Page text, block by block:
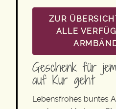
ZUR
ALLE
Geschenk für
auf Kur geht
Lebensfrohes buntes